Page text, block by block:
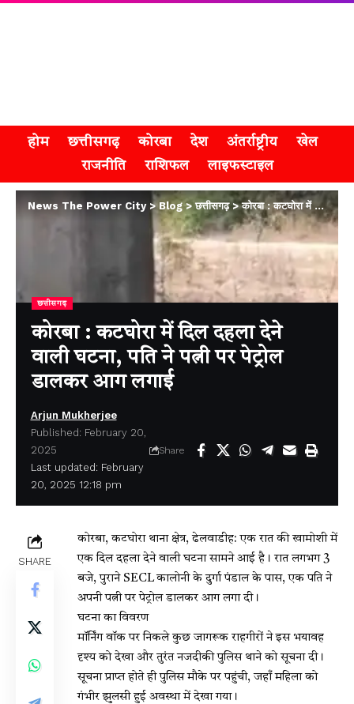
होम छत्तीसगढ़ कोरबा देश अंतर्राष्ट्रीय
खेल
राजनीति
राशिफल लाइफस्टाइल
News The Power City> Blog >छत्तीसगढ़>कोरबा : कटघोरा में दिल दहला देने वाली घटना, पति ने पत्नी पर पेट्रोल डालकर आग लगाई
छत्तीसगढ़
कोरबा : कटघोरा में दिल दहला देने
वाली घटना, पति ने पत्नी पर पेट्रोल
डालकर आग लगाई
Last updated: February
20, 2025 12:18 pm
Arjun Mukherjee
Published: February 20,
2025
Share
SHARE
कोरबा, कटघोरा थाना क्षेत्र, ढेलवाडीह: एक रात की खामोशी में
एक दिल दहला देने वाली घटना सामने आई है। रात लगभग 3
बजे, पुराने SECL कालोनी के दुर्गा पंडाल के पास, एक पति ने
अपनी पत्नी पर पेट्रोल डालकर आग लगा दी।
घटना का विवरण
मॉर्निंग वॉक पर निकले कुछ जागरूक राहगीरों ने इस भयावह
दृश्य को देखा और तुरंत नजदीकी पुलिस थाने को सूचना दी।
सूचना प्राप्त होते ही पुलिस मौके पर पहुंची, जहाँ महिला को
गंभीर झुलसी हुई अवस्था में देखा गया।